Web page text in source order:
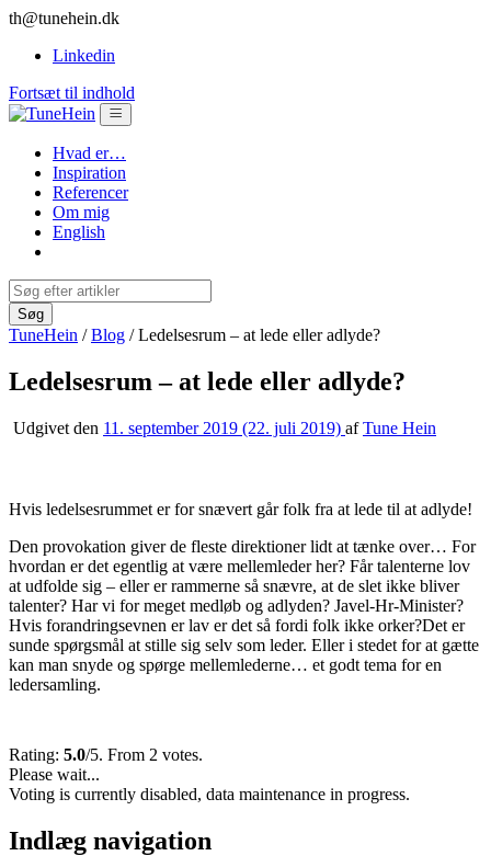
th@tunehein.dk
Linkedin
Fortsæt til indhold
Hvad er…
Inspiration
Referencer
Om mig
English
TuneHein /Blog /Ledelsesrum – at lede eller adlyde?
Ledelsesrum – at lede eller adlyde?
Udgivet den 11. september 2019 (22. juli 2019) af Tune Hein
Hvis ledelsesrummet er for snævert går folk fra at lede til at adlyde!
Den provokation giver de fleste direktioner lidt at tænke over… For
hvordan er det egentlig at være mellemleder her? Får talenterne lov
at udfolde sig – eller er rammerne så snævre, at de slet ikke bliver
talenter? Har vi for meget medløb og adlyden? Javel-Hr-Minister?
Hvis forandringsevnen er lav er det så fordi folk ikke orker?Det er
sunde spørgsmål at stille sig selv som leder. Eller i stedet for at gætte
kan man snyde og spørge mellemlederne… et godt tema for en
ledersamling.
Rating: 5.0/5. From 2 votes.
Please wait...
Voting is currently disabled, data maintenance in progress.
Indlæg navigation